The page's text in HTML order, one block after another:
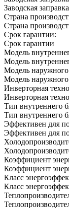
Заводская
Страна
Страна
Срок гарантии:
Срок гарантии
Модель
Модель
Модель наружного
Модель наружного
Инверторная
Инверторная
Тип внутреннего
Тип внутреннего
Эффективен для
Эффективен для
Коэффициент
Коэффициент
Класс
Класс